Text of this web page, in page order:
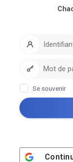
Se souvenir